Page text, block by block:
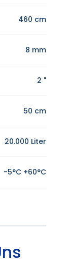
460 cm
8 mm
2 "
50 cm
20.000 Liter
-5°C +60°C